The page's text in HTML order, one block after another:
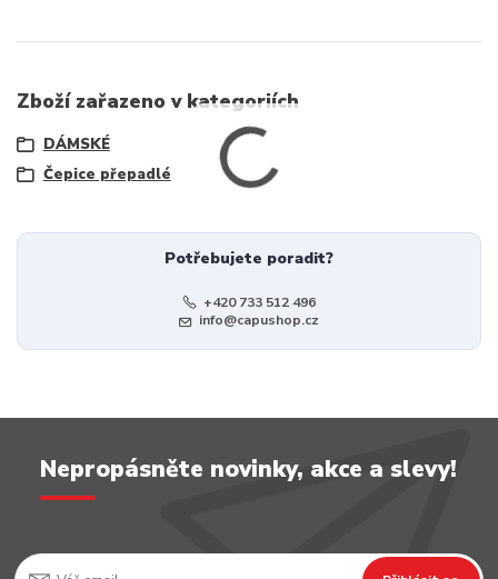
Zboží zařazeno v kategoriích
DÁMSKÉ
Čepice přepadlé
Potřebujete poradit?
+420 733 512 496
info@capushop.cz
Nepropásněte novinky, akce a slevy!